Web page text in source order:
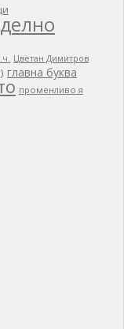
Цветан Димитров
главна буква
променливо я